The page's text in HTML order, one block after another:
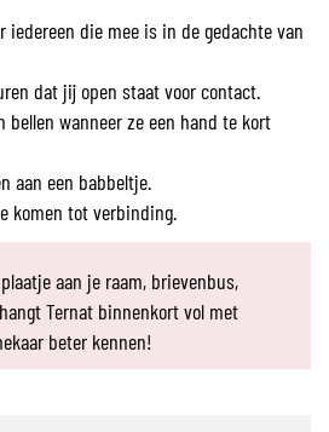
iedereen die mee is in de gedachte van
dat jij open staat voor contact.
bellen wanneer ze een hand te kort
aan een babbeltje.
komen tot verbinding.
aan je raam, brievenbus,
Ternat binnenkort vol met
beter kennen!